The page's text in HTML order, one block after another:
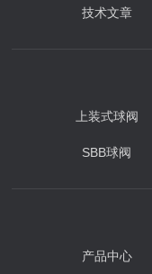
技术文章
上装式球阀
SBB球阀
产品中心